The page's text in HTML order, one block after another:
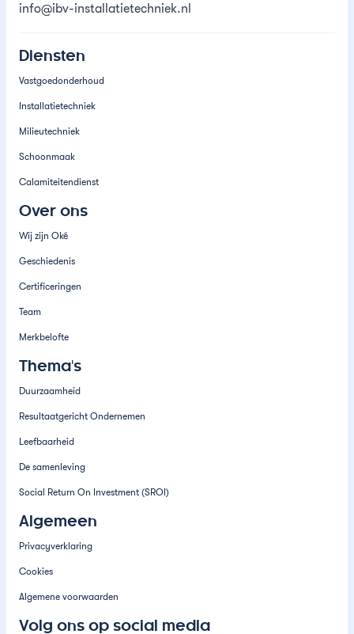
info@ibv-installatietechniek.nl
Diensten
Vastgoedonderhoud
Installatietechniek
Milieutechniek
Schoonmaak
Calamiteitendienst
Over ons
Wij zijn Oké
Geschiedenis
Certificeringen
Team
Merkbelofte
Thema's
Duurzaamheid
Resultaatgericht Ondernemen
Leefbaarheid
De samenleving
Social Return On Investment (SROI)
Algemeen
Privacyverklaring
Cookies
Algemene voorwaarden
Volg ons op social media